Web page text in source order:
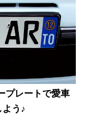
プレートで愛車
う♪